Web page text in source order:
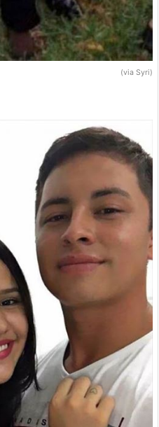
(via Syri)